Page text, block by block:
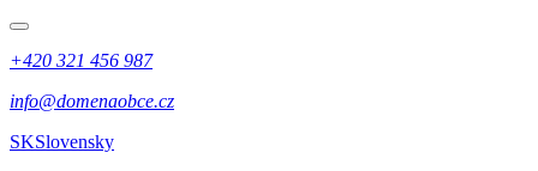
+420 321 456 987
info@domenaobce.cz
SKSlovensky